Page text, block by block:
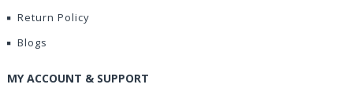
Return Policy
Blogs
MY ACCOUNT & SUPPORT